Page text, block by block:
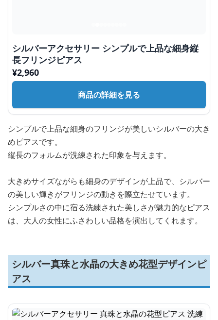
シルバーアクセサリー シンプルで上品な細身縦
長フリンジピアス
¥2,960
商品の詳細を見る
シンプルで上品な細身のフリンジが美しいシルバーの大き
めピアスです。
縦長のフォルムが洗練された印象を与えます。
大きめサイズながらも細身のデザインが上品で、シルバー
の美しい輝きがフリンジの動きを際立たせています。
シンプルさの中に宿る洗練された美しさが魅力的なピアス
は、大人の女性にふさわしい品格を演出してくれます。
シルバー真珠と水晶の大きめ花型デザインピ
アス